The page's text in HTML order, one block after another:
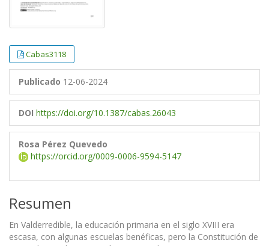
Cabas3118
Publicado 12-06-2024
DOI https://doi.org/10.1387/cabas.26043
Rosa Pérez Quevedo
https://orcid.org/0009-0006-9594-5147
Resumen
En Valderredible, la educación primaria en el siglo XVIII era
escasa, con algunas escuelas benéficas, pero la Constitución de